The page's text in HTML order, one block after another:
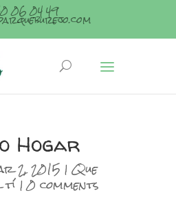
06 04 49
Hogar
2, 2015 | Que
tí|0 comments